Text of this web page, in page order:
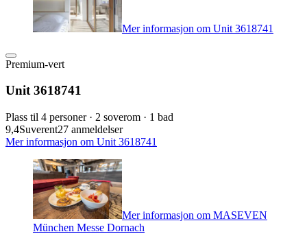
Mer informasjon om Unit 3618741
Premium-vert
Unit 3618741
Plass til 4 personer · 2 soverom · 1 bad
9,4Suverent27 anmeldelser
Mer informasjon om Unit 3618741
Mer informasjon om MASEVEN
München Messe Dornach